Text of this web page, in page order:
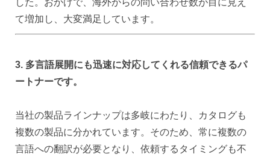
した。おかげで、海外からの問い合わせ数が目に見え
て増加し、大変満足しています。
3. 多言語展開にも迅速に対応してくれる信頼できるパ
ートナーです。
当社の製品ラインナップは多岐にわたり、カタログも
複数の製品に分かれています。そのため、常に複数の
言語への翻訳が必要となり、依頼するタイミングも不